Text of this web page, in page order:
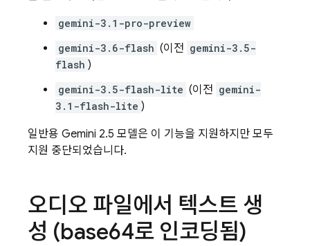
gemini-3.1-pro-preview
gemini-3.6-flash (이전 gemini-3.5-
flash )
gemini-3.5-flash-lite (이전 gemini-
3.1-flash-lite )
일반용 Gemini 2.5 모델은 이 기능을 지원하지만 모두
지원 중단되었습니다.
오디오 파일에서 텍스트 생
성 (base64로 인코딩됨)